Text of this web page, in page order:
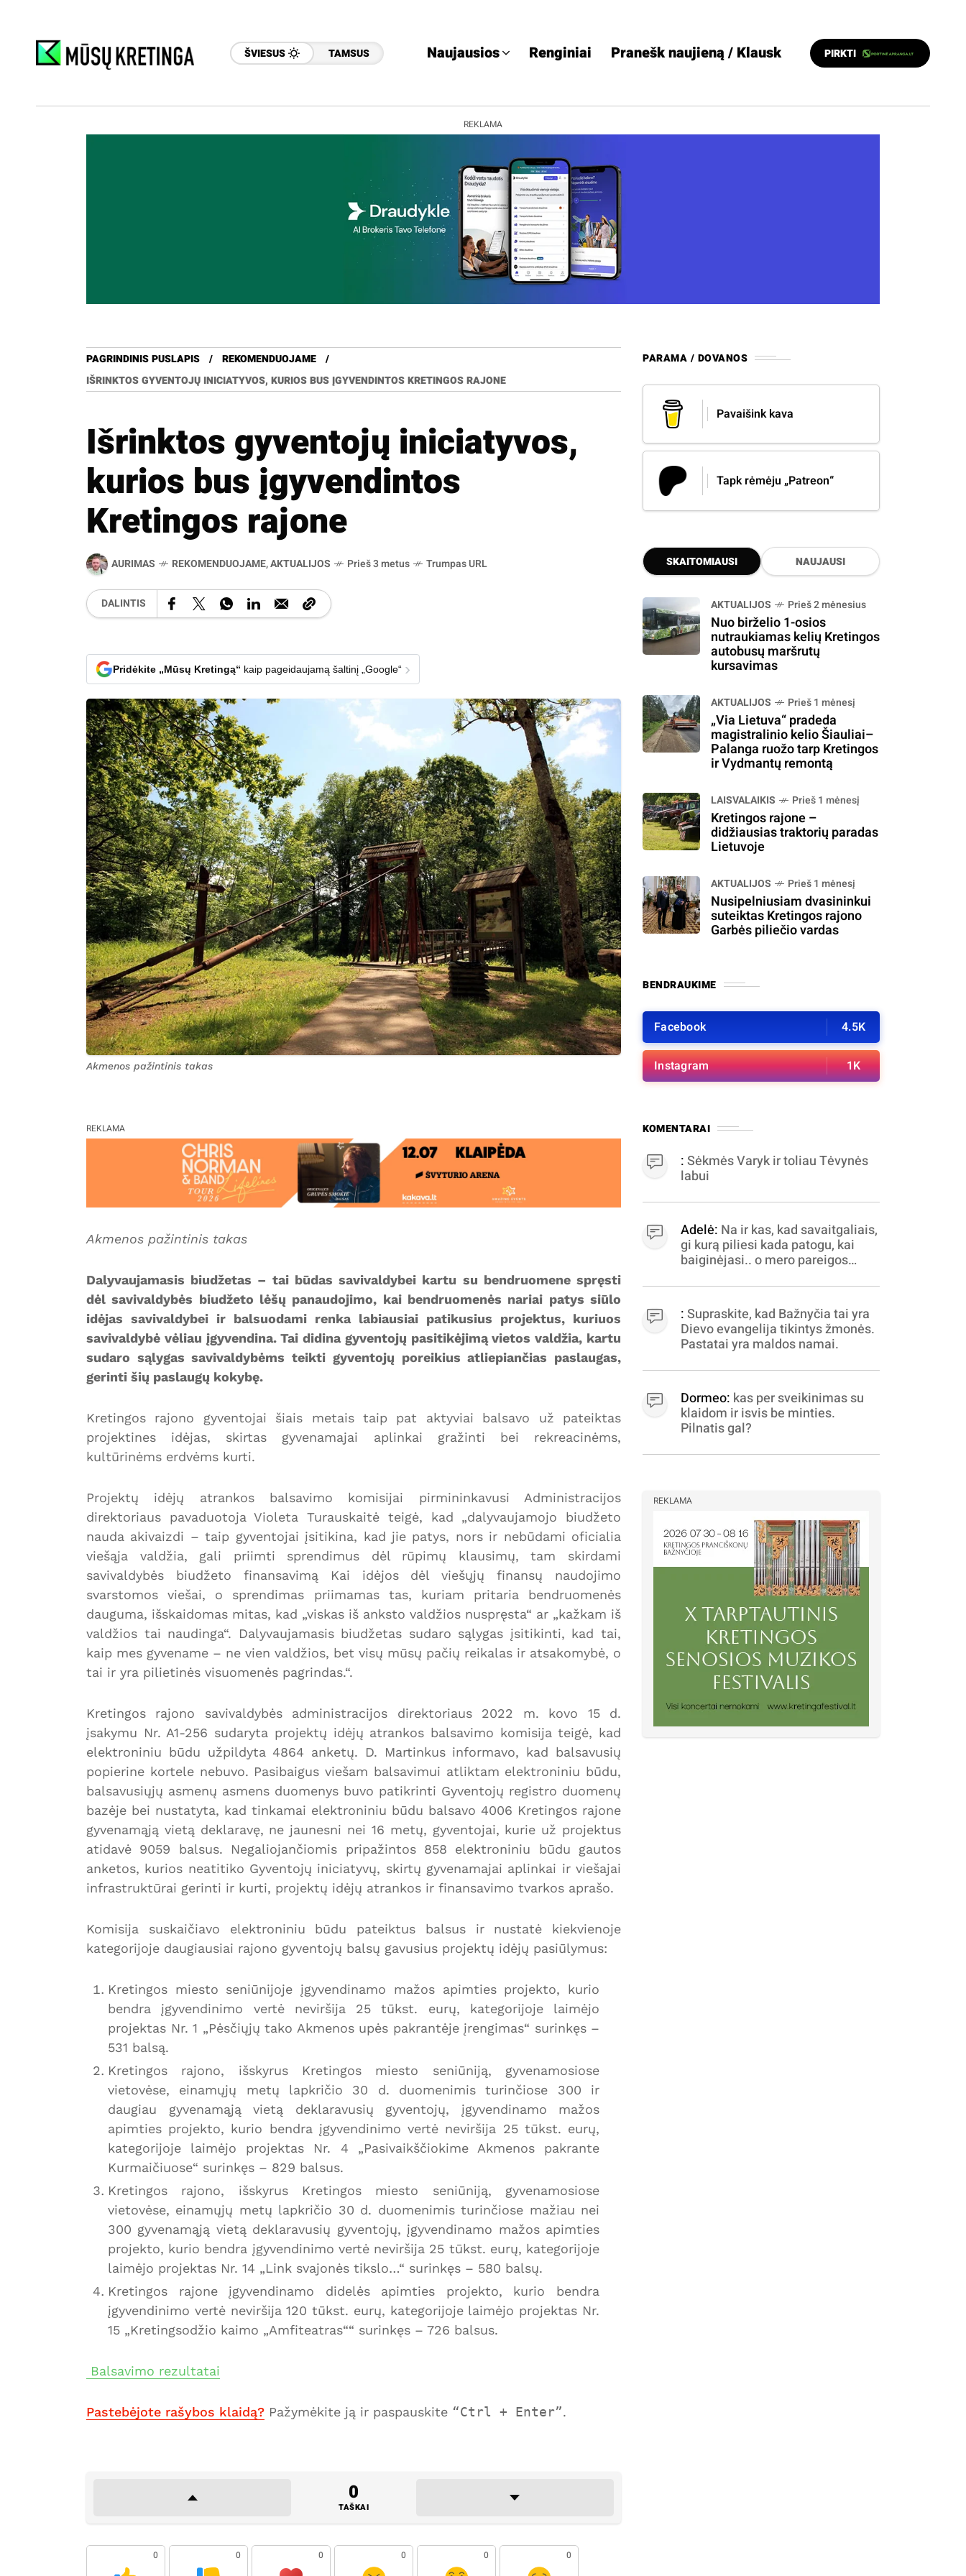
ŠVIESUS TAMSUS Naujausios Renginiai Pranešk naujieną / Klausk PIRKTI
REKLAMA
PAGRINDINIS PUSLAPIS
REKOMENDUOJAME
IŠRINKTOS GYVENTOJŲ INICIATYVOS, KURIOS BUS ĮGYVENDINTOS KRETINGOS RAJONE
Išrinktos gyventojų iniciatyvos,
kurios bus įgyvendintos
Kretingos rajone
AURIMAS REKOMENDUOJAME,AKTUALIJOS Prieš 3 metus Trumpas URL
DALINTIS
Pridėkite „Mūsų Kretingą“ kaip pageidaujamą šaltinį „Google“ ›
Akmenos pažintinis takas
REKLAMA
Akmenos pažintinis takas
Dalyvaujamasis biudžetas – tai būdas savivaldybei kartu su bendruomene spręsti
dėl savivaldybės biudžeto lėšų panaudojimo, kai bendruomenės nariai patys siūlo
idėjas savivaldybei ir balsuodami renka labiausiai patikusius projektus, kuriuos
savivaldybė vėliau įgyvendina. Tai didina gyventojų pasitikėjimą vietos valdžia, kartu
sudaro sąlygas savivaldybėms teikti gyventojų poreikius atliepiančias paslaugas,
gerinti šių paslaugų kokybę.
Kretingos rajono gyventojai šiais metais taip pat aktyviai balsavo už pateiktas
projektines idėjas, skirtas gyvenamajai aplinkai gražinti bei rekreacinėms,
kultūrinėms erdvėms kurti.
Projektų idėjų atrankos balsavimo komisijai pirmininkavusi Administracijos
direktoriaus pavaduotoja Violeta Turauskaitė teigė, kad „dalyvaujamojo biudžeto
nauda akivaizdi – taip gyventojai įsitikina, kad jie patys, nors ir nebūdami oficialia
viešąja valdžia, gali priimti sprendimus dėl rūpimų klausimų, tam skirdami
savivaldybės biudžeto finansavimą Kai idėjos dėl viešųjų finansų naudojimo
svarstomos viešai, o sprendimas priimamas tas, kuriam pritaria bendruomenės
dauguma, išskaidomas mitas, kad „viskas iš anksto valdžios nuspręsta“ ar „kažkam iš
valdžios tai naudinga“. Dalyvaujamasis biudžetas sudaro sąlygas įsitikinti, kad tai,
kaip mes gyvename – ne vien valdžios, bet visų mūsų pačių reikalas ir atsakomybė, o
tai ir yra pilietinės visuomenės pagrindas.“.
Kretingos rajono savivaldybės administracijos direktoriaus 2022 m. kovo 15 d.
įsakymu Nr. A1-256 sudaryta projektų idėjų atrankos balsavimo komisija teigė, kad
elektroniniu būdu užpildyta 4864 anketų. D. Martinkus informavo, kad balsavusių
popierine kortele nebuvo. Pasibaigus viešam balsavimui atliktam elektroniniu būdu,
balsavusiųjų asmenų asmens duomenys buvo patikrinti Gyventojų registro duomenų
bazėje bei nustatyta, kad tinkamai elektroniniu būdu balsavo 4006 Kretingos rajone
gyvenamąją vietą deklaravę, ne jaunesni nei 16 metų, gyventojai, kurie už projektus
atidavė 9059 balsus. Negaliojančiomis pripažintos 858 elektroniniu būdu gautos
anketos, kurios neatitiko Gyventojų iniciatyvų, skirtų gyvenamajai aplinkai ir viešajai
infrastruktūrai gerinti ir kurti, projektų idėjų atrankos ir finansavimo tvarkos aprašo.
Komisija suskaičiavo elektroniniu būdu pateiktus balsus ir nustatė kiekvienoje
kategorijoje daugiausiai rajono gyventojų balsų gavusius projektų idėjų pasiūlymus:
Kretingos miesto seniūnijoje įgyvendinamo mažos apimties projekto, kurio
bendra įgyvendinimo vertė neviršija 25 tūkst. eurų, kategorijoje laimėjo
projektas Nr. 1 „Pėsčiųjų tako Akmenos upės pakrantėje įrengimas“ surinkęs –
531 balsą.
Kretingos rajono, išskyrus Kretingos miesto seniūniją, gyvenamosiose
vietovėse, einamųjų metų lapkričio 30 d. duomenimis turinčiose 300 ir
daugiau gyvenamąją vietą deklaravusių gyventojų, įgyvendinamo mažos
apimties projekto, kurio bendra įgyvendinimo vertė neviršija 25 tūkst. eurų,
kategorijoje laimėjo projektas Nr. 4 „Pasivaikščiokime Akmenos pakrante
Kurmaičiuose“ surinkęs – 829 balsus.
Kretingos rajono, išskyrus Kretingos miesto seniūniją, gyvenamosiose
vietovėse, einamųjų metų lapkričio 30 d. duomenimis turinčiose mažiau nei
300 gyvenamąją vietą deklaravusių gyventojų, įgyvendinamo mažos apimties
projekto, kurio bendra įgyvendinimo vertė neviršija 25 tūkst. eurų, kategorijoje
laimėjo projektas Nr. 14 „Link svajonės tikslo…“ surinkęs – 580 balsų.
Kretingos rajone įgyvendinamo didelės apimties projekto, kurio bendra
įgyvendinimo vertė neviršija 120 tūkst. eurų, kategorijoje laimėjo projektas Nr.
15 „Kretingsodžio kaimo „Amfiteatras““ surinkęs – 726 balsus.
Balsavimo rezultatai
Pastebėjote rašybos klaidą? Pažymėkite ją ir paspauskite Ctrl + Enter .
0
TAŠKAI
0 0 0 0 0 0
PARAMA / DOVANOS
Pavaišink kava
Tapk rėmėju „Patreon“
SKAITOMIAUSI NAUJAUSI
AKTUALIJOS Prieš 2 mėnesius
Nuo birželio 1-osios
nutraukiamas kelių Kretingos
autobusų maršrutų
kursavimas
AKTUALIJOS Prieš 1 mėnesį
„Via Lietuva“ pradeda
magistralinio kelio Šiauliai–
Palanga ruožo tarp Kretingos
ir Vydmantų remontą
LAISVALAIKIS Prieš 1 mėnesį
Kretingos rajone –
didžiausias traktorių paradas
Lietuvoje
AKTUALIJOS Prieš 1 mėnesį
Nusipelniusiam dvasininkui
suteiktas Kretingos rajono
Garbės piliečio vardas
BENDRAUKIME
Facebook 4.5K
Instagram 1K
KOMENTARAI
:Sėkmės Varyk ir toliau Tėvynės
labui
Adelė: Na ir kas, kad savaitgaliais,
gi kurą piliesi kada patogu, kai
baiginėjasi.. o mero pareigos
apibrėžiamos.. nežinau,
bereikalingas oro virpinimas,
ieškokit kur milijonus vagia
dujininkai, elektros aferistai,
stadionų statytojai Vilnuje
:Supraskite, kad Bažnyčia tai yra
Dievo evangelija tikintys žmonės.
Pastatai yra maldos namai.
Dormeo: kas per sveikinimas su
klaidom ir isvis be minties.
Pilnatis gal?
REKLAMA